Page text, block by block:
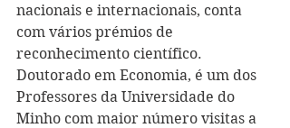
nacionais e internacionais, conta
com vários prémios de
reconhecimento científico.
Doutorado em Economia, é um dos
Professores da Universidade do
Minho com maior número visitas a